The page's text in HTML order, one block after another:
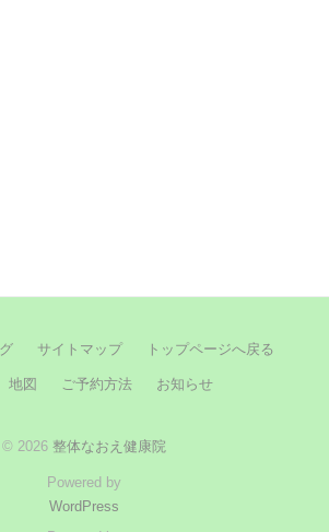
サイトマップ トップページへ戻る
地図 ご予約方法 お知らせ
© 2026 整体なおえ健康院
Powered by
WordPress